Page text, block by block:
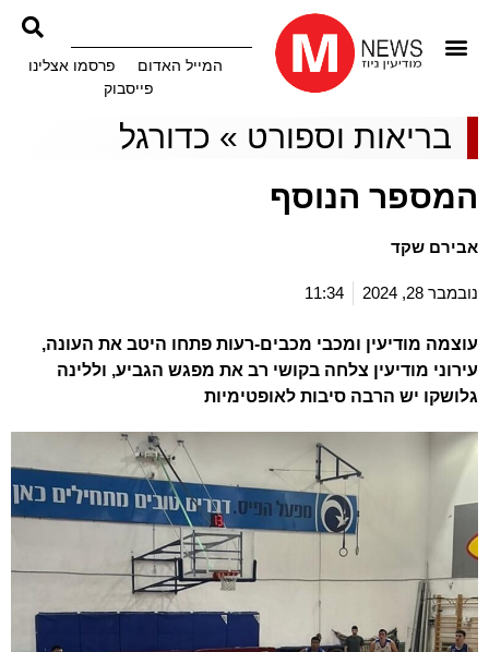
המייל האדום
פרסמו אצלינו
פייסבוק
בריאות וספורט » כדורגל
המספר הנוסף
אבירם שקד
נובמבר 28, 2024 11:34
עוצמה מודיעין ומכבי מכבים-רעות פתחו היטב את העונה,
עירוני מודיעין צלחה בקושי רב את מפגש הגביע, וללינה
גלושקו יש הרבה סיבות לאופטימיות